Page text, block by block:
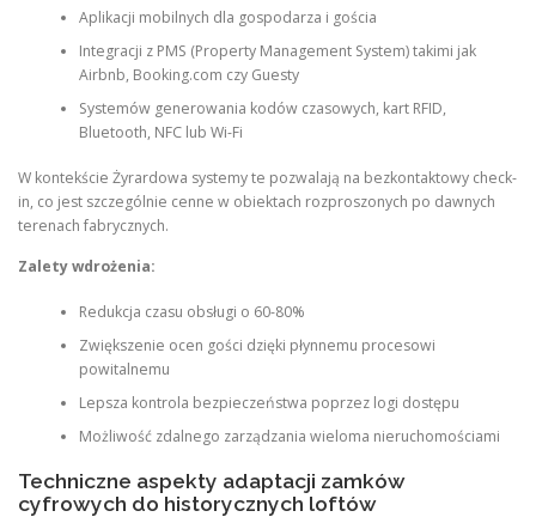
Aplikacji mobilnych dla gospodarza i gościa
Integracji z PMS (Property Management System) takimi jak
Airbnb, Booking.com czy Guesty
Systemów generowania kodów czasowych, kart RFID,
Bluetooth, NFC lub Wi-Fi
W kontekście Żyrardowa systemy te pozwalają na bezkontaktowy check-
in, co jest szczególnie cenne w obiektach rozproszonych po dawnych
terenach fabrycznych.
Zalety wdrożenia:
Redukcja czasu obsługi o 60-80%
Zwiększenie ocen gości dzięki płynnemu procesowi
powitalnemu
Lepsza kontrola bezpieczeństwa poprzez logi dostępu
Możliwość zdalnego zarządzania wieloma nieruchomościami
Techniczne aspekty adaptacji zamków
cyfrowych do historycznych loftów